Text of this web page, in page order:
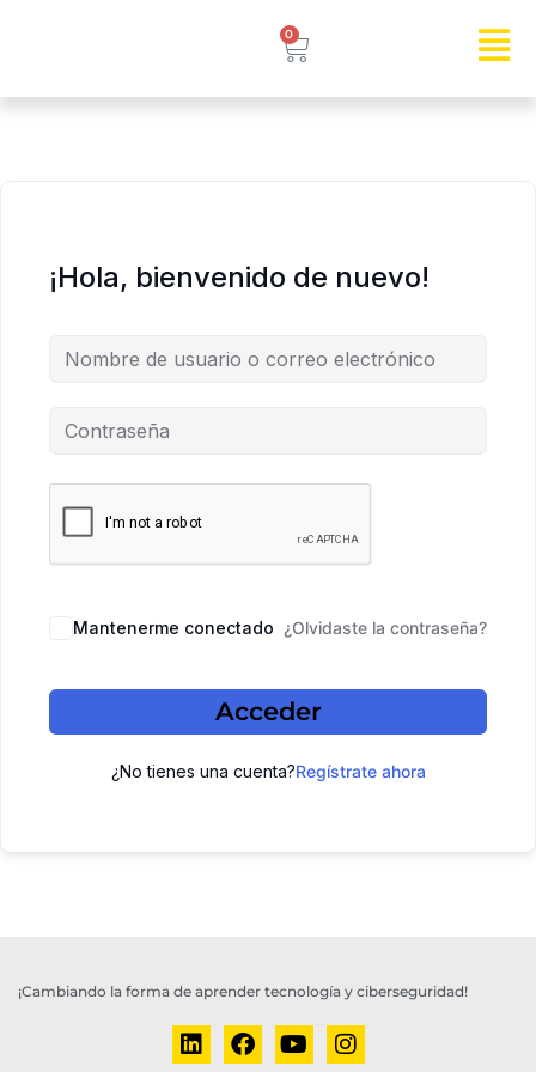
0
¡Hola, bienvenido de nuevo!
Mantenerme conectado ¿Olvidaste la contraseña?
Acceder
¿No tienes una cuenta?Regístrate ahora
¡Cambiando la forma de aprender tecnología y ciberseguridad!